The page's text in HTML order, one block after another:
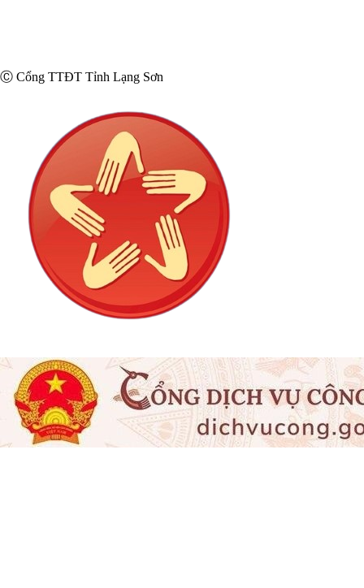
Ⓒ Cổng TTĐT Tỉnh Lạng Sơn